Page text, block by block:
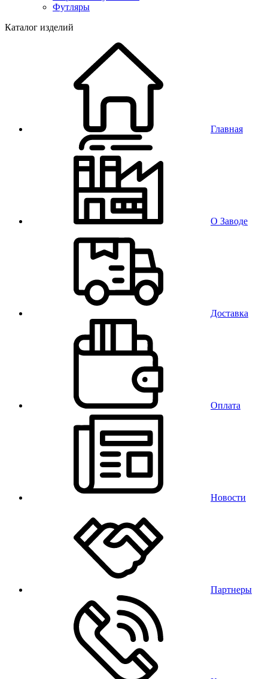
Футляры
Каталог изделий
Главная
О Заводе
Доставка
Оплата
Новости
Партнеры